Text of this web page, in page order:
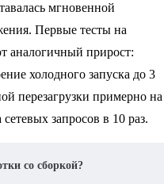
мгновенной
Первые тесты на
аналогичный прирост:
холодного запуска до 3
перезагрузки примерно на
запросов в 10 раз.
со сборкой?